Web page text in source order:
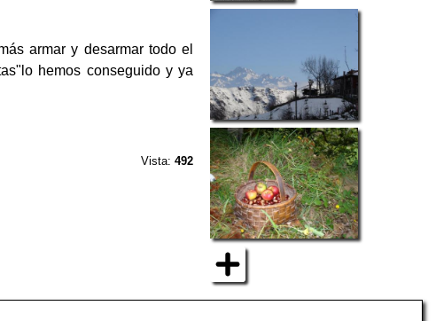
armar y desarmar todo el
hemos conseguido y ya
Vista:492